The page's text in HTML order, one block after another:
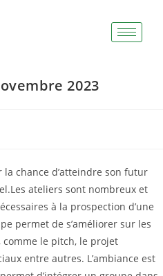
2023
la chance d’atteindre son futur
ateliers sont nombreux et
à la prospection d’une
permet de s’améliorer sur les
comme le pitch, le projet
entre autres. L’ambiance est